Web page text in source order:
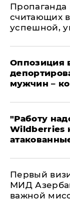
​Пропаганда
считающих
успешной,
Оппозиция
мужчин –
"Работу
Wildberries
Первый
МИД
важной